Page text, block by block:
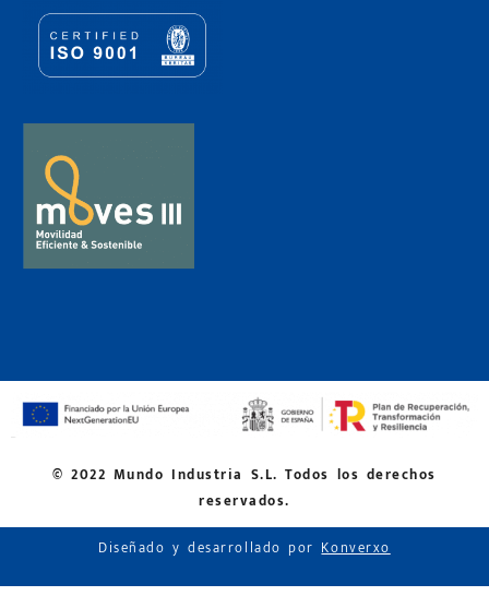
© 2022 Mundo Industria S.L. Todos los derechos
reservados.
Diseñado y desarrollado porKonverxo